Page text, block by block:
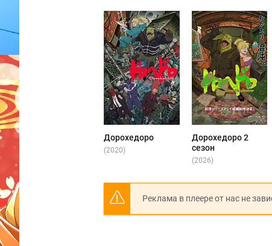
Дорохедоро
(2020)
Дорохедоро 2
сезон
(2026)
Реклама в плеере от нас не